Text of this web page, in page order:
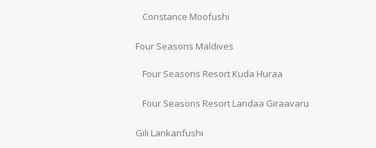
Constance Moofushi
Four Seasons Maldives
Four Seasons Resort Kuda Huraa
Four Seasons Resort Landaa Giraavaru
Gili Lankanfushi